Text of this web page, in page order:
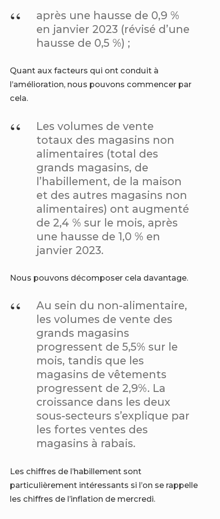
après une hausse de 0,9 %
en janvier 2023 (révisé d’une
hausse de 0,5 %) ;
Quant aux facteurs qui ont conduit à
l’amélioration, nous pouvons commencer par
cela.
Les volumes de vente
totaux des magasins non
alimentaires (total des
grands magasins, de
l’habillement, de la maison
et des autres magasins non
alimentaires) ont augmenté
de 2,4 % sur le mois, après
une hausse de 1,0 % en
janvier 2023.
Nous pouvons décomposer cela davantage.
Au sein du non-alimentaire,
les volumes de vente des
grands magasins
progressent de 5,5% sur le
mois, tandis que les
magasins de vêtements
progressent de 2,9%. La
croissance dans les deux
sous-secteurs s’explique par
les fortes ventes des
magasins à rabais.
Les chiffres de l’habillement sont
particulièrement intéressants si l’on se rappelle
les chiffres de l’inflation de mercredi.